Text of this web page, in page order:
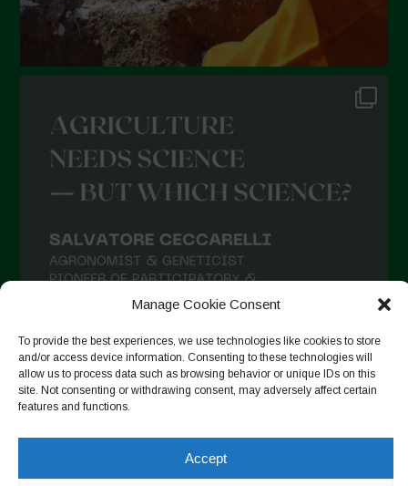
Manage Cookie Consent
To provide the best experiences, we use technologies like cookies to store
and/or access device information. Consenting to these technologies will
allow us to process data such as browsing behavior or unique IDs on this
site. Not consenting or withdrawing consent, may adversely affect certain
features and functions.
Accept